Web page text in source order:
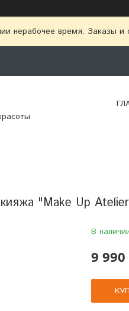
нерабочее время. Заказы
"Make Up
В
9 990